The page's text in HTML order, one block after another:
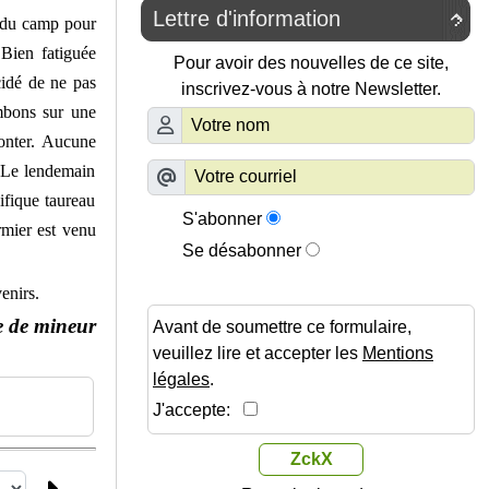
camp pour
fatiguée
de ne pas
sur une
Aucune
lendemain
taureau
est venu
de mineur

Lettre d'information
Pour avoir des nouvelles de ce site,
inscrivez-vous à notre Newsletter.
S'abonner
Se désabonner
Avant de soumettre ce formulaire,
veuillez lire et accepter les Mentions
légales.
J'accepte:
ZckX